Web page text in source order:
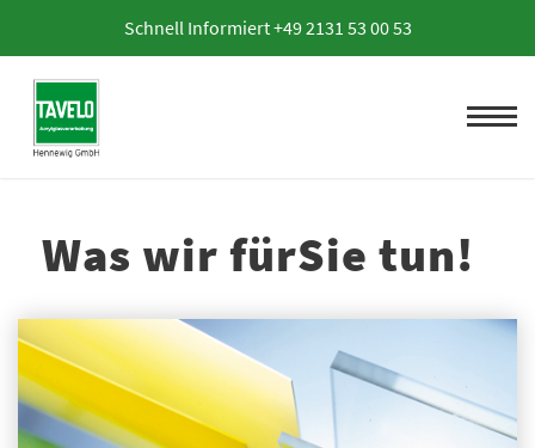
Schnell Informiert +49 2131 53 00 53
Was wir fürSie tun!